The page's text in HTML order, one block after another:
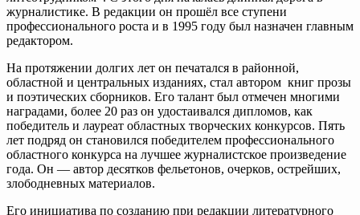
журналистике. В редакции он прошёл все ступени
профессионального роста и в 1995 году был назначен главным
редактором.
На протяжении долгих лет он печатался в районной,
областной и центральных изданиях, стал автором книг прозы
и поэтических сборников. Его талант был отмечен многими
наградами, более 20 раз он удостаивался дипломов, как
победитель и лауреат областных творческих конкурсов. Пять
лет подряд он становился победителем профессионального
областного конкурса на лучшее журналистское произведение
года. Он — автор десятков фельетонов, очерков, острейших,
злободневных материалов.
Его инициатива по созданию при редакции литературного